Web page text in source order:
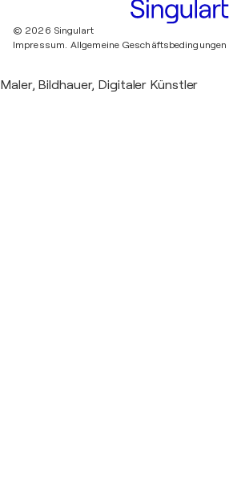
© 2026 Singulart
Impressum. Allgemeine Geschäftsbedingungen
Maler, Bildhauer, Digitaler Künstler